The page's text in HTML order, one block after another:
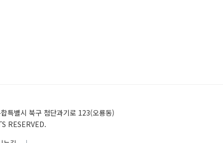
별시 북구 첨단과기로 123(오룡동)
RESERVED.